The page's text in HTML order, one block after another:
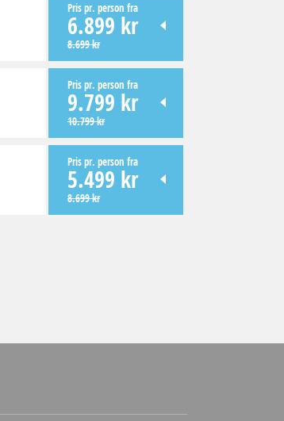
Pris pr. person fra
6.899 kr
8.699 kr
Pris pr. person fra
9.799 kr
10.799 kr
Pris pr. person fra
5.499 kr
8.699 kr